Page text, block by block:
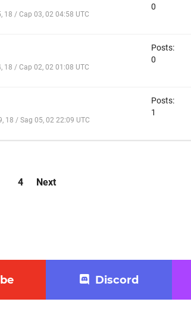
18 / Cap 03, 02 04:58 UTC
0
18 / Cap 02, 02 01:08 UTC
Posts:
0
18 / Sag 05, 02 22:09 UTC
Posts:
1
4 Next
Discord